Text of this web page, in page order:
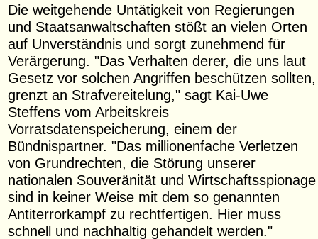
Die weitgehende Untätigkeit von Regierungen
und Staatsanwaltschaften stößt an vielen Orten
auf Unverständnis und sorgt zunehmend für
Verärgerung. "Das Verhalten derer, die uns laut
Gesetz vor solchen Angriffen beschützen sollten,
grenzt an Strafvereitelung," sagt Kai-Uwe
Steffens vom Arbeitskreis
Vorratsdatenspeicherung, einem der
Bündnispartner. "Das millionenfache Verletzen
von Grundrechten, die Störung unserer
nationalen Souveränität und Wirtschaftsspionage
sind in keiner Weise mit dem so genannten
Antiterrorkampf zu rechtfertigen. Hier muss
schnell und nachhaltig gehandelt werden."